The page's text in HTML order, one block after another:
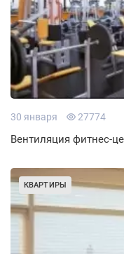
30 января 27774
Вентиляция фитнес-
КВАРТИРЫ